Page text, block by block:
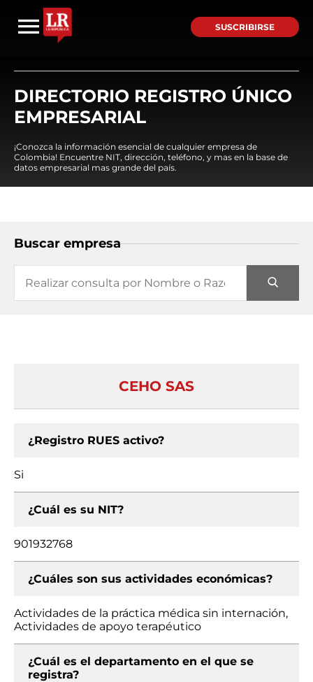
SUSCRIBIRSE
DIRECTORIO REGISTRO ÚNICO
EMPRESARIAL
¡Conozca la información esencial de cualquier empresa de
Colombia! Encuentre NIT, dirección, teléfono, y mas en la base de
datos empresarial mas grande del país.
Buscar empresa
CEHO SAS
¿Registro RUES activo?
Si
¿Cuál es su NIT?
901932768
¿Cuáles son sus actividades económicas?
Actividades de la práctica médica sin internación,
Actividades de apoyo terapéutico
¿Cuál es el departamento en el que se
registra?